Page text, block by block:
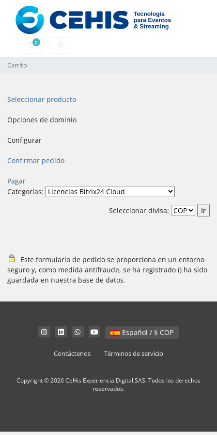
0
Carrito
Carrito
Seleccionar producto
Opciones de dominio
Configurar
Confirmar pedido
Pagar
Categorías:
Seleccionar divisa:
Este formulario de pedido se proporciona en un entorno
seguro y, como medida antifraude, se ha registrado () ha sido
guardada en nuestra base de datos.
Español / $ COP
Contáctenos Términos de servicio
Copyright © 2026 CeHis Experiencia Digital SAS. Todos los derechos
reservados.